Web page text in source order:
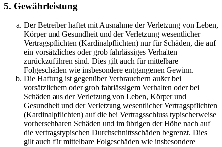
5. Gewährleistung
Der Betreiber haftet mit Ausnahme der Verletzung von Leben,
Körper und Gesundheit und der Verletzung wesentlicher
Vertragspflichten (Kardinalpflichten) nur für Schäden, die auf
ein vorsätzliches oder grob fahrlässiges Verhalten
zurückzuführen sind. Dies gilt auch für mittelbare
Folgeschäden wie insbesondere entgangenen Gewinn.
Die Haftung ist gegenüber Verbrauchern außer bei
vorsätzlichem oder grob fahrlässigem Verhalten oder bei
Schäden aus der Verletzung von Leben, Körper und
Gesundheit und der Verletzung wesentlicher Vertragspflichten
(Kardinalpflichten) auf die bei Vertragsschluss typischerweise
vorhersehbaren Schäden und im übrigen der Höhe nach auf
die vertragstypischen Durchschnittsschäden begrenzt. Dies
gilt auch für mittelbare Folgeschäden wie insbesondere